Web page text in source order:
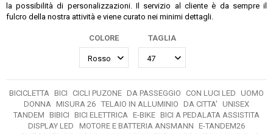
la possibilità di personalizzazioni. Il servizio al cliente è da sempre il
fulcro della nostra attività e viene curato nei minimi dettagli.
COLORE TAGLIA
BICICLETTA BICI CICLI PUZONE DA PASSEGGIO CON LUCI LED
UOMO
DONNA
MISURA 26 TELAIO IN ALLUMINIO DA CITTA' UNISEX
TANDEM BIBICI BICI ELETTRICA E-BIKE BICI A PEDALATA ASSISTITA
DISPLAY LED
MOTORE E BATTERIA ANSMANN E-TANDEM26